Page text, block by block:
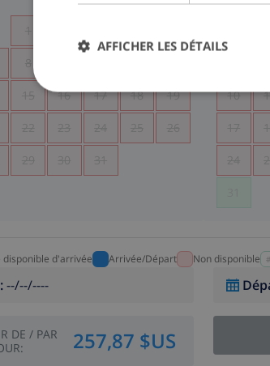
1
8
15 16 17 18 19
22 23 24 25 26
29 30 31
10
17
24
disponible d'arrivée Arrivée/Départ Non disponible
:--/--/----
DE / PAR
: 257,87 $US
AFFICHER LES DÉTAILS